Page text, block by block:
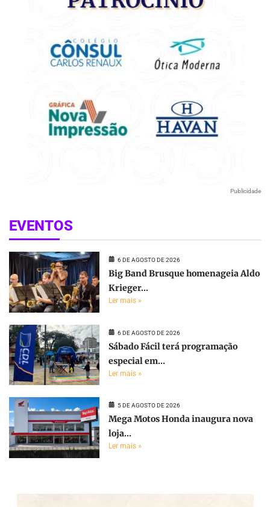
Publicidade
EVENTOS
6 DE AGOSTO DE 2026
Big Band Brusque homenageia Aldo
Krieger...
Ler mais »
6 DE AGOSTO DE 2026
Sábado Fácil terá programação
especial em...
Ler mais »
5 DE AGOSTO DE 2026
Mega Motos Honda inaugura nova
loja...
Ler mais »